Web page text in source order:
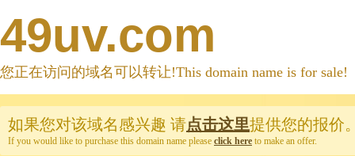
49uv.com
您正在访问的域名可以转让!This domain name is for sale!
如果您对该域名感兴趣 请点击这里提供您的报价
If you would like to purchase this domain name please click here to make an offer.